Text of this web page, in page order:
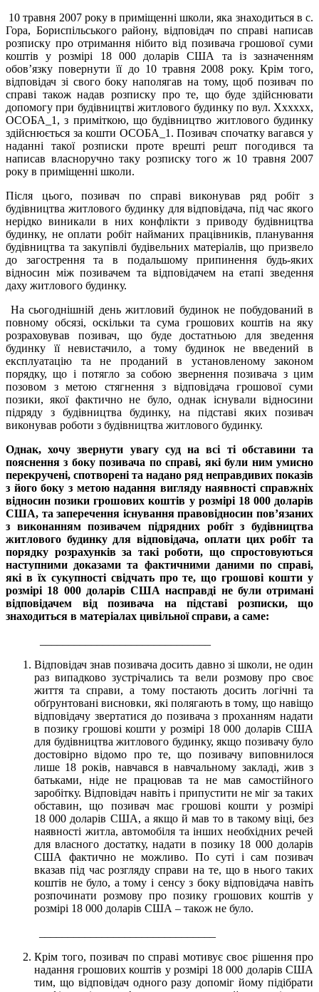
10 травня 2007 року в приміщенні школи, яка знаходиться в с.
Гора, Бориспільського району, відповідач по справі написав
розписку про отримання нібито від позивача грошової суми
коштів у розмірі 18 000 доларів США та із зазначенням
обов’язку повернути її до 10 травня 2008 року. Крім того,
відповідач зі свого боку наполягав на тому, щоб позивач по
справі також надав розписку про те, що буде здійснювати
допомогу при будівництві житлового будинку по вул. Xxxxxx,
ОСОБА_1, з приміткою, що будівництво житлового будинку
здійснюється за кошти ОСОБА_1. Позивач спочатку вагався у
наданні такої розписки проте врешті решт погодився та
написав власноручно таку розписку того ж 10 травня 2007
року в приміщенні школи.
Після цього, позивач по справі виконував ряд робіт з
будівництва житлового будинку для відповідача, під час якого
нерідко виникали в них конфлікти з приводу будівництва
будинку, не оплати робіт найманих працівників, планування
будівництва та закупівлі будівельних матеріалів, що призвело
до загострення та в подальшому припинення будь-яких
відносин між позивачем та відповідачем на етапі зведення
даху житлового будинку.
На сьогоднішній день житловий будинок не побудований в
повному обсязі, оскільки та сума грошових коштів на яку
розраховував позивач, що буде достатньою для зведення
будинку її невистачило, а тому будинок не введений в
експлуатацію та не проданий в установленому законом
порядку, що і потягло за собою звернення позивача з цим
позовом з метою стягнення з відповідача грошової суми
позики, якої фактично не було, однак існували відносини
підряду з будівництва будинку, на підставі яких позивач
виконував роботи з будівництва житлового будинку.
Однак, хочу звернути увагу суд на всі ті обставини та
пояснення з боку позивача по справі, які були ним умисно
перекручені, спотворені та надано ряд неправдивих показів
з його боку з метою надання вигляду наявності справжніх
відносин позики грошових коштів у розмірі 18 000 доларів
США, та заперечення існування правовідносин пов’язаних
з виконанням позивачем підрядних робіт з будівництва
житлового будинку для відповідача, оплати цих робіт та
порядку розрахунків за такі роботи, що спростовуються
наступними доказами та фактичними даними по справі,
які в їх сукупності свідчать про те, що грошові кошти у
розмірі 18 000 доларів США насправді не були отримані
відповідачем від позивача на підставі розписки, що
знаходиться в матеріалах цивільної справи, а саме:
Відповідач знав позивача досить давно зі школи, не один
раз випадково зустрічались та вели розмову про своє
життя та справи, а тому постають досить логічні та
обґрунтовані висновки, які полягають в тому, що навіщо
відповідачу звертатися до позивача з проханням надати
в позику грошові кошти у розмірі 18 000 доларів США
для будівництва житлового будинку, якщо позивачу було
достовірно відомо про те, що позивачу виповнилося
лише 18 років, навчався в навчальному закладі, жив з
батьками, ніде не працював та не мав самостійного
заробітку. Відповідач навіть і припустити не міг за таких
обставин, що позивач має грошові кошти у розмірі
18 000 доларів США, а якщо й мав то в такому віці, без
наявності житла, автомобіля та інших необхідних речей
для власного достатку, надати в позику 18 000 доларів
США фактично не можливо. По суті і сам позивач
вказав під час розгляду справи на те, що в нього таких
коштів не було, а тому і сенсу з боку відповідача навіть
розпочинати розмову про позику грошових коштів у
розмірі 18 000 доларів США – також не було.
Крім того, позивач по справі мотивує своє рішення про
надання грошових коштів у розмірі 18 000 доларів США
тим, що відповідач одного разу допоміг йому підібрати